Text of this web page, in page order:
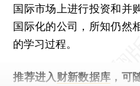
国际市场上进行投资和并
国际化的公司，所知仍然
的学习过程。
推荐进入 财新数据库 ，可